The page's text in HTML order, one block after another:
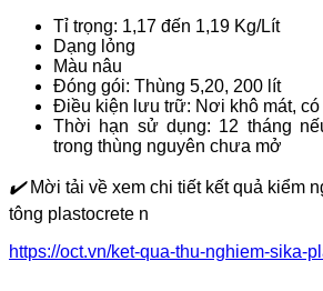
Tỉ trọng: 1,17 đến 1,19 Kg/Lít
Dạng lỏng
Màu nâu
Đóng gói: Thùng 5,20, 200 lít
Điều kiện lưu trữ: Nơi khô mát, có
Thời hạn sử dụng: 12 tháng
trong thùng nguyên chưa mở
✔️ Mời tải về xem chi tiết kết quả kiểm
tông plastocrete n
https://oct.vn/ket-qua-thu-nghiem-sika-